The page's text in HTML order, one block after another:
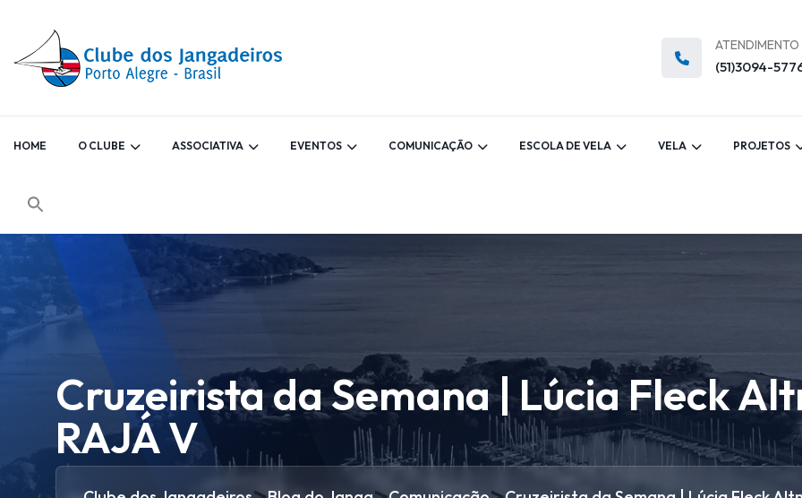
ATENDIMENTO
(51)3094-
HOME O CLUBE ASSOCIATIVA EVENTOS COMUNICAÇÃO ESCOLA DE VELA VELA PROJETOS
Cruzeirista da Semana | Lúcia Fleck
RAJÁ V